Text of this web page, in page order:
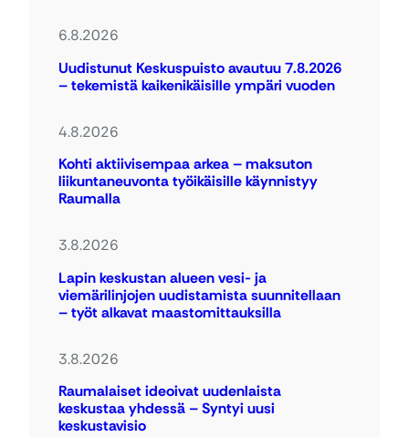
6.8.2026
Uudistunut Keskuspuisto avautuu 7.8.2026
– tekemistä kaikenikäisille ympäri vuoden
4.8.2026
Kohti aktiivisempaa arkea – maksuton
liikuntaneuvonta työikäisille käynnistyy
Raumalla
3.8.2026
Lapin keskustan alueen vesi- ja
viemärilinjojen uudistamista suunnitellaan
– työt alkavat maastomittauksilla
3.8.2026
Raumalaiset ideoivat uudenlaista
keskustaa yhdessä – Syntyi uusi
keskustavisio